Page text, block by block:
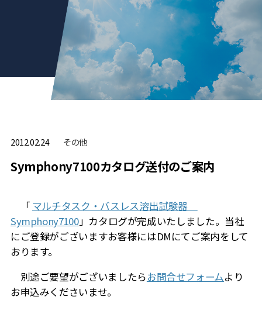
2012.02.24 その他
Symphony7100カタログ送付のご案内
「マルチタスク・バスレス溶出試験器
Symphony7100」カタログが完成いたしました。当社
にご登録がございますお客様にはDMにてご案内をして
おります。
別途ご要望がございましたらお問合せフォームより
お申込みくださいませ。